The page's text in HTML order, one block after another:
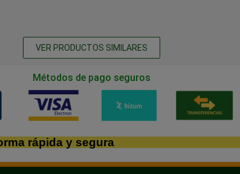
VER PRODUCTOS SIMILARES
Métodos de pago seguros
rápida y segura